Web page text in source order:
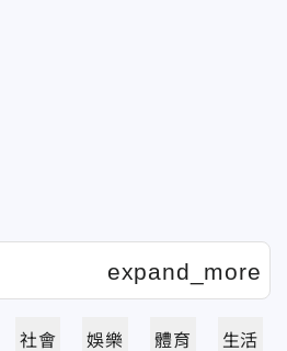
社會 娛樂 體育 生活